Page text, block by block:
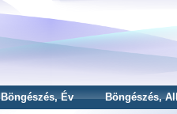
Böngészés, Év
Böngészés,